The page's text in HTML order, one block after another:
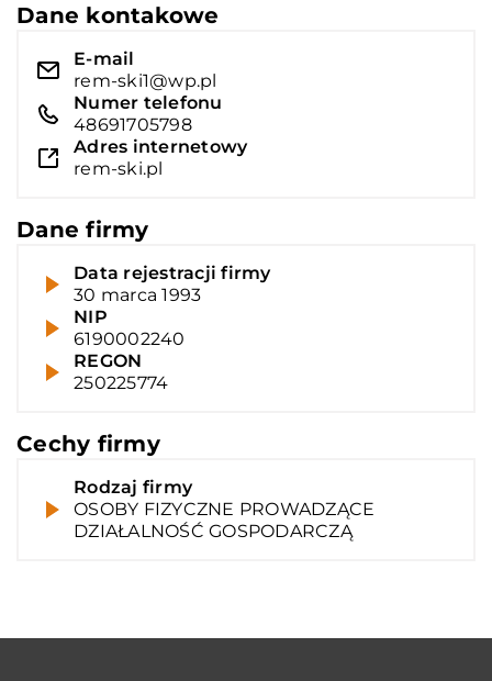
Dane kontakowe
E-mail
rem-ski1@wp.pl
Numer telefonu
48691705798
Adres internetowy
rem-ski.pl
Dane firmy
Data rejestracji firmy
30 marca 1993
NIP
6190002240
REGON
250225774
Cechy firmy
Rodzaj firmy
OSOBY FIZYCZNE PROWADZĄCE
DZIAŁALNOŚĆ GOSPODARCZĄ